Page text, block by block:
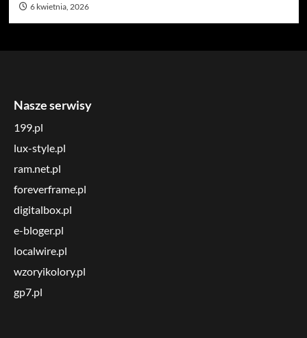
6 kwietnia, 2026
Nasze serwisy
199.pl
lux-style.pl
ram.net.pl
foreverframe.pl
digitalbox.pl
e-bloger.pl
localwire.pl
wzoryikolory.pl
gp7.pl